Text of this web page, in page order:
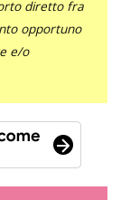
diretto fra
opportuno
e/o